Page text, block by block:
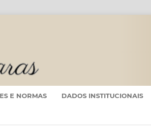
E NORMAS DADOS INSTITUCIONAIS